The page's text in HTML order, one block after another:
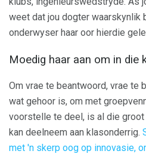
weet dat jou dogter waarskynlik
onderwyser haar oor hierdie
Moedig haar aan om in die
Om vrae te beantwoord, vrae te
wat gehoor is, om met
voorstelle te deel, is al die
kan deelneem aan klasonderrig.
met 'n skerp oog op innovasie,